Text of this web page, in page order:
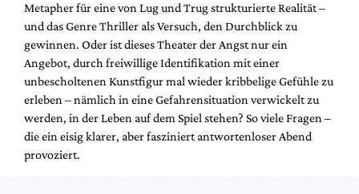
Metapher für eine von Lug und Trug strukturierte Realität –
und das Genre Thriller als Versuch, den Durchblick zu
gewinnen. Oder ist dieses Theater der Angst nur ein
Angebot, durch freiwillige Identifikation mit einer
unbescholtenen Kunstfigur mal wieder kribbelige Gefühle zu
erleben – nämlich in eine Gefahrensituation verwickelt zu
werden, in der Leben auf dem Spiel stehen? So viele Fragen –
die ein eisig klarer, aber fasziniert antwortenloser Abend
provoziert.